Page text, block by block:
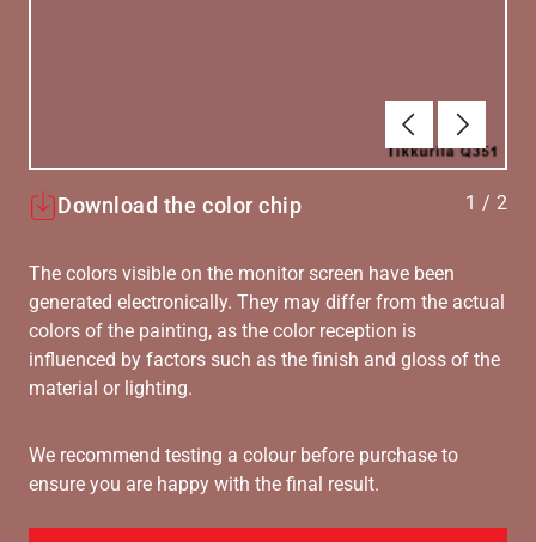
Föregående
Nästa
Download the color chip 1 / 2
The colors visible on the monitor screen have been
generated electronically. They may differ from the actual
colors of the painting, as the color reception is
influenced by factors such as the finish and gloss of the
material or lighting.
We recommend testing a colour before purchase to
ensure you are happy with the final result.